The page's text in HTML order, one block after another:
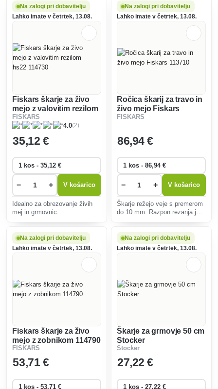
rezanja
Na zalogi pri dobavitelju
Lahko imate v četrtek, 13.08.
Fiskars škarje za živo
mejo z valovitim rezilom
hs22 114730
FISKARS
4.0(2)
35,12 €
− + V košarico
Idealno za obrezovanje živih
mej in grmovnic.
Na zalogi pri dobavitelju
Lahko imate v četrtek, 13.08.
Ročica škarij za travo in
živo mejo Fiskars
113710
FISKARS
86,94 €
− + V košarico
Škarje režejo veje s premerom
do 10 mm. Razpon rezanja je
Na zalogi pri dobavitelju
Lahko imate v četrtek, 13.08.
Fiskars škarje za živo
mejo z zobnikom 114790
FISKARS
53,71 €
Na zalogi pri dobavitelju
Lahko imate v četrtek, 13.08.
Škarje za grmovje 50 cm
Stocker
Stocker
27,22 €